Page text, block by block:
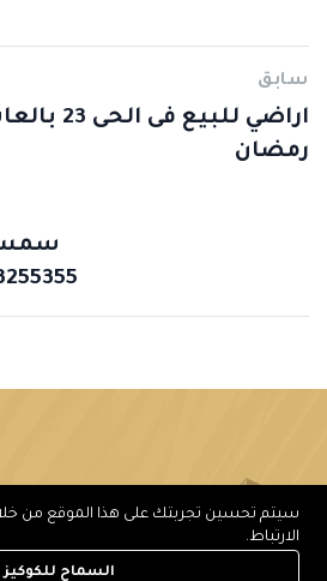
سابق
اراضي للبيع
رمضان
0103255355 |
سيتم تحسين تجربتك على هذا الموقع من
الارتباط.
السماح للكوكيز